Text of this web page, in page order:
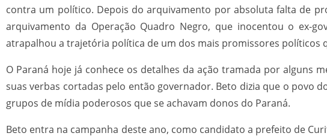
contra um político. Depois do arquivamento por absoluta falta de
arquivamento da Operação Quadro Negro, que inocentou o ex-
atrapalhou a trajetória política de um dos mais promissores políticos
O Paraná hoje já conhece os detalhes da ação tramada por alguns
suas verbas cortadas pelo então governador. Beto dizia que o povo
grupos de mídia poderosos que se achavam donos do Paraná.
Beto entra na campanha deste ano, como candidato a prefeito de